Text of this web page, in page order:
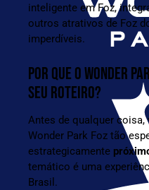
inteligente em Foz,
outros atrativos de Foz
imperdíveis.
POR QUE O WONDER
SEU ROTEIRO?
Antes de qualquer
Wonder Park Foz tão
estrategicamente
temático é uma
Brasil.